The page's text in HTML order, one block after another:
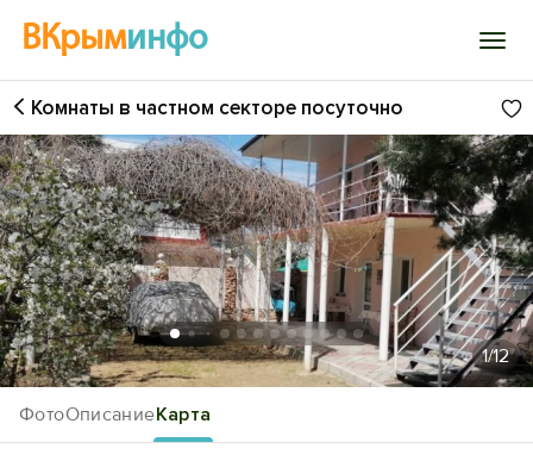
ВКрыминфо
Войти
Избранное
История просмотра
Добавить свой объект
ФотоОписаниеКарта
Комнаты в частном секторе посуточно
1/12